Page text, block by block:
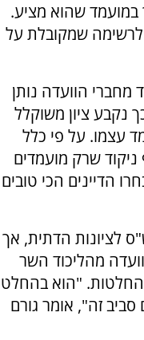
שהוא מציע.
לרשימה שמקובלת על
הוועדה נותן
לבחירה ציון בין 1 ל־5, וכך נקבע ציון משוקלל
עצמו. על פי כלל
שרק מועמדים
הדיינים הכי טובים
לציונות הדתית, אך
מהליכוד השר
"הוא בהחלט
זה", אומר גורם